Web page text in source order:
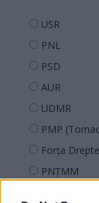
USR
PNL
PSD
AUR
UDMR
PMP
Forța
PNȚMM